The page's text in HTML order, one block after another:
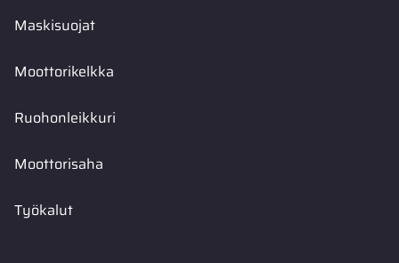
Maskisuojat
Moottorikelkka
Ruohonleikkuri
Moottorisaha
Työkalut